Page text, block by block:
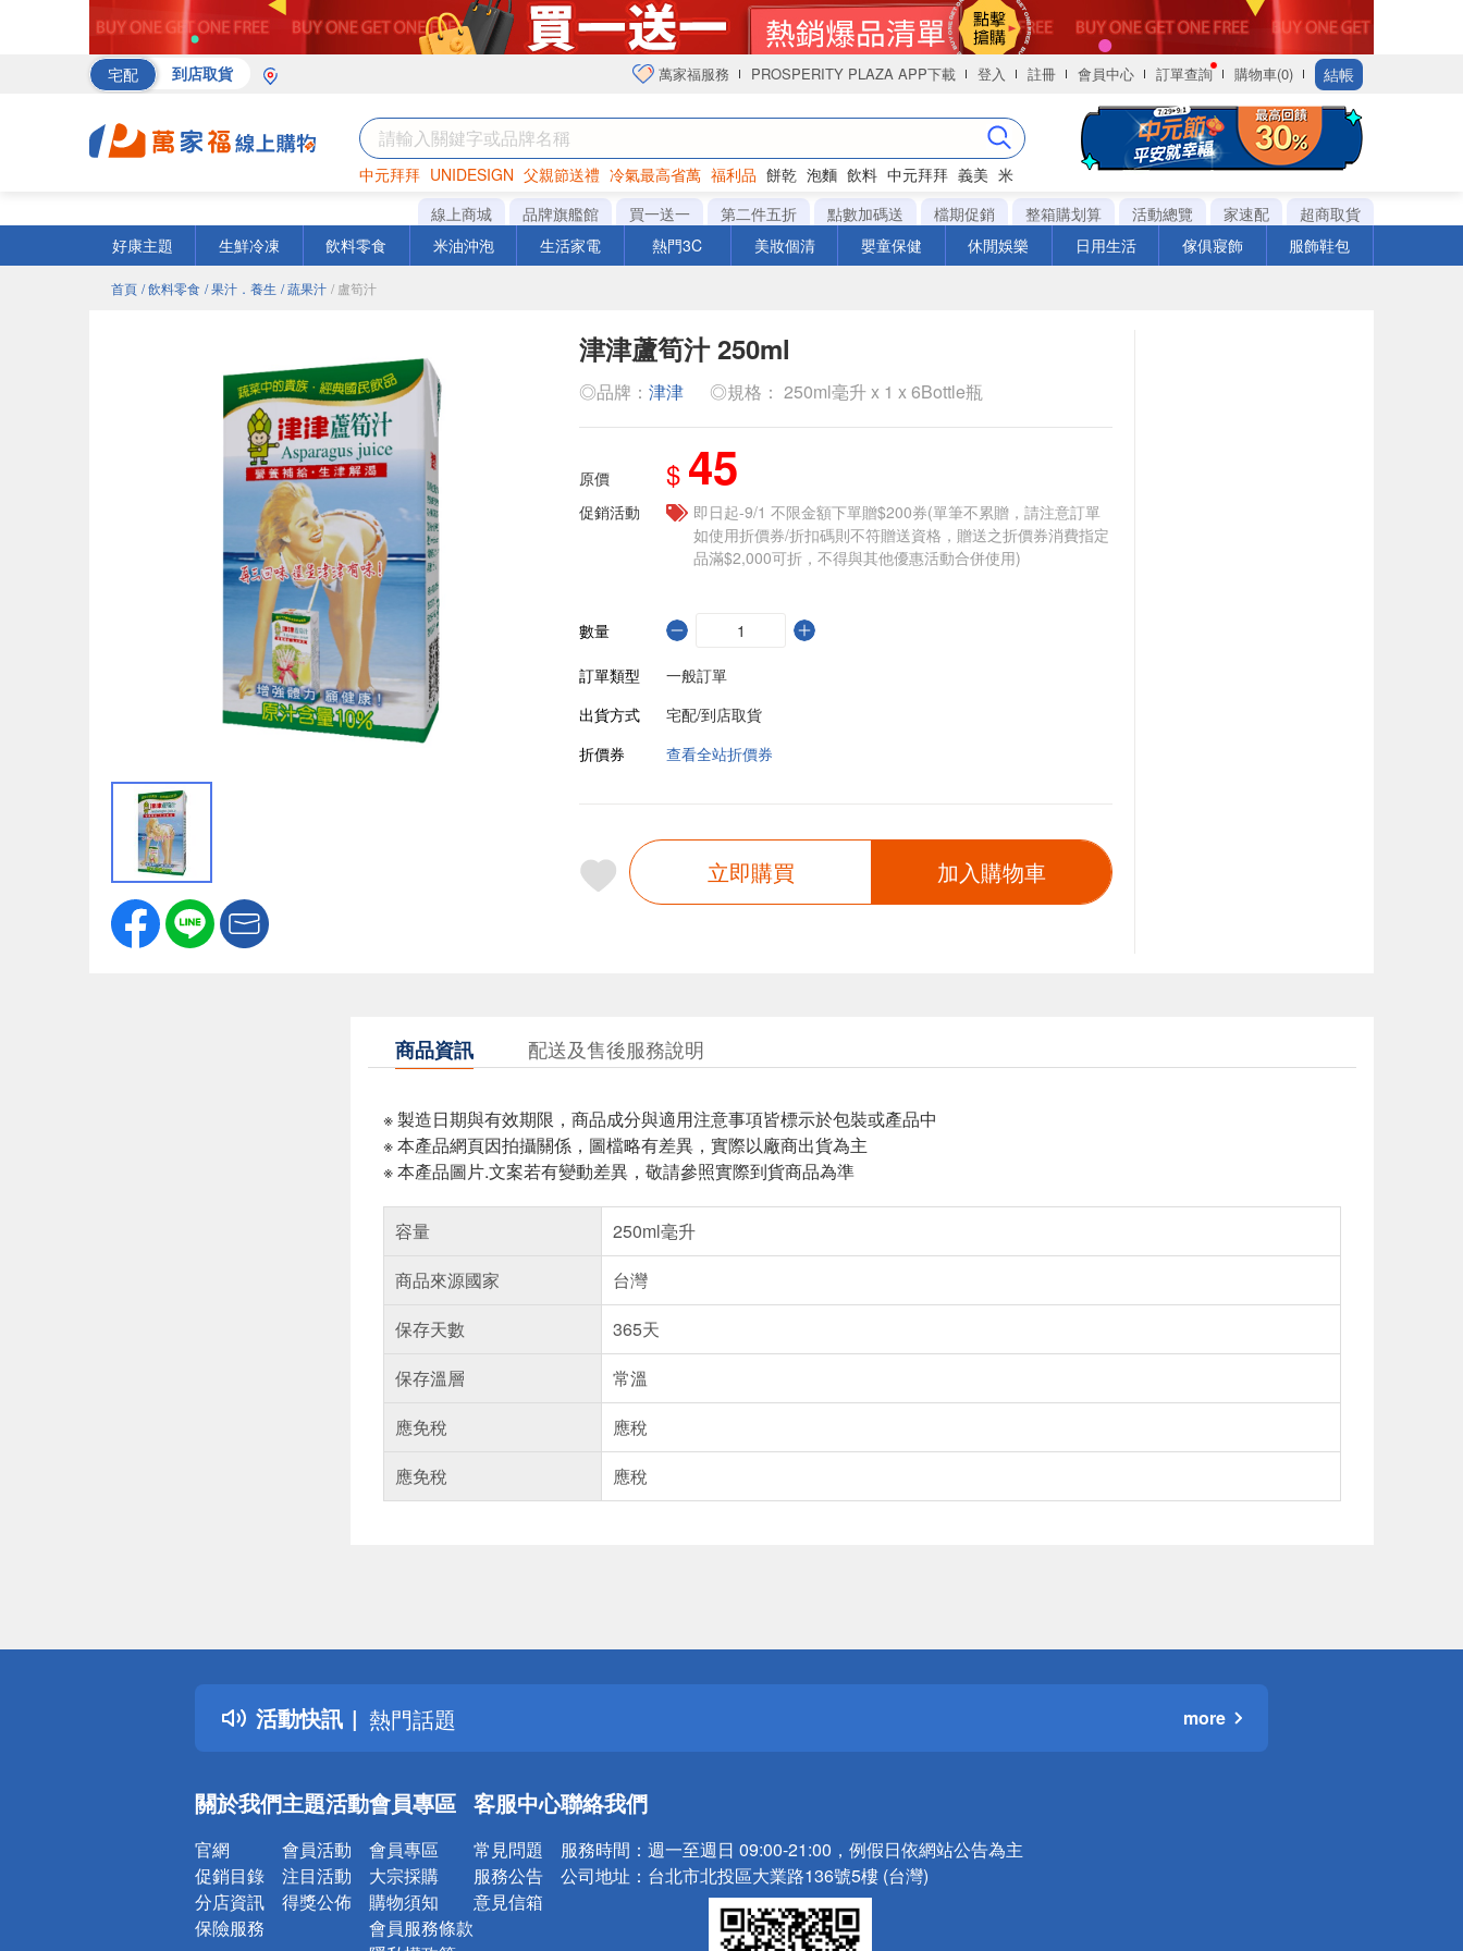
宅配 到店取貨 萬家福服務 PROSPERITY PLAZA APP下載 登入 註冊 會員中心 訂單查詢 購物車(0) 結帳
中元拜拜 UNIDESIGN 父親節送禮 冷氣最高省萬 福利品 餅乾 泡麵 飲料 中元拜拜 義美 米
巧克力 罐頭 衛生紙
線上商城 品牌旗艦館 買一送一 第二件五折 點數加碼送 檔期促銷 整箱購划算 活動總覽 家速配
超商取貨
好康主題
生鮮冷凍 飲料零食 米油沖泡 生活家電 熱門3C 美妝個清 嬰童保健 休閒娛樂 日用生活 傢俱寢飾 服飾鞋包
首頁 / 飲料零食 / 果汁．養生 / 蔬果汁 / 盧筍汁
津津蘆筍汁 250ml
◎品牌： 津津 ◎規格： 250ml毫升 x 1 x 6Bottle瓶
原價 $ 45
促銷活動
即日起-9/1 不限金額下單贈$200券(單筆不累贈，請注意訂單
如使用折價券/折扣碼則不符贈送資格，贈送之折價券消費指定
品滿$2,000可折，不得與其他優惠活動合併使用)
數量
訂單類型
一般訂單
出貨方式
宅配/到店取貨
折價券
查看全站折價券
立即購買 加入購物車
商品資訊 配送及售後服務說明
※ 製造日期與有效期限，商品成分與適用注意事項皆標示於包裝或產品中
※ 本產品網頁因拍攝關係，圖檔略有差異，實際以廠商出貨為主
※ 本產品圖片.文案若有變動差異，敬請參照實際到貨商品為準
容量
250ml毫升
商品來源國家
台灣
保存天數
365天
保存溫層
常溫
應免稅
應稅
應免稅
應稅
活動快訊
詐騙網頁！請小心！
得獎公告
熱門話題
銀行優惠
詐騙網頁！請小心！
more
關於我們
官網
促銷目錄
分店資訊
保險服務
主題活動
會員活動
注目活動
得獎公佈
會員專區
會員專區
大宗採購
購物須知
會員服務條款
客服中心
常見問題
服務公告
意見信箱
聯絡我們
服務時間： 週一至週日 09:00-21:00，例假日依網站公告為主
公司地址： 台北市北投區大業路136號5樓 (台灣)